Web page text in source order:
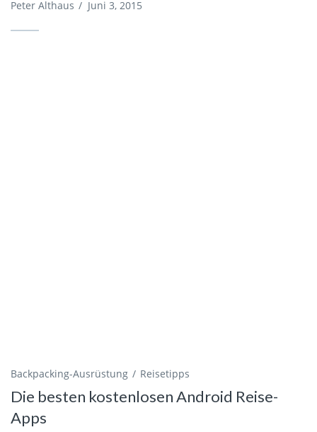
Peter Althaus / Juni 3, 2015
Backpacking-Ausrüstung Reisetipps
Die besten kostenlosen Android Reise-
Apps